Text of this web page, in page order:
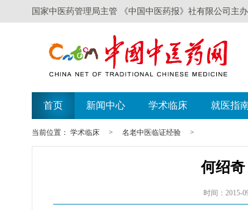
国家中医药管理局主管 《中国中医药报》社有限公司主办
首页 新闻中心 学术临床 就医指
当前位置： 学术临床 > 名老中医临证经验 >
何绍
时间：2015-